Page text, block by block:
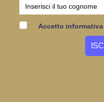
Accetto